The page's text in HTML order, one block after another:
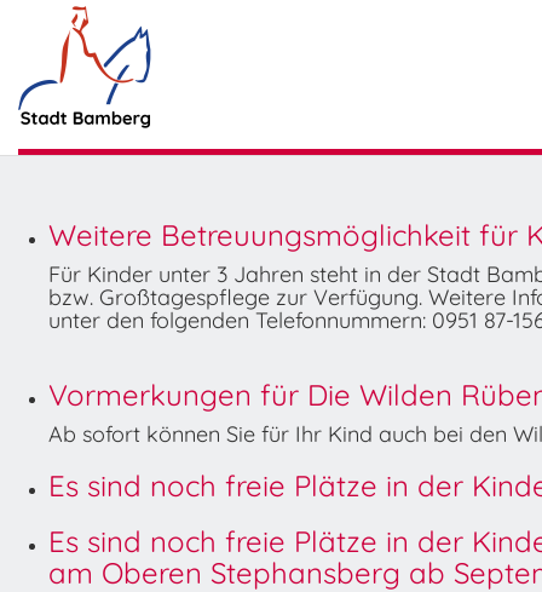
Weitere Betreuungsmöglichkeit für
Für Kinder unter 3 Jahren steht in der Stadt
bzw. Großtagespflege zur Verfügung. Weitere
unter den folgenden Telefonnummern: 0951 87-
Vormerkungen für Die Wilden
Ab sofort können Sie für Ihr Kind auch bei den
Es sind noch freie Plätze in der
Es sind noch freie Plätze in der
am Oberen Stephansberg ab